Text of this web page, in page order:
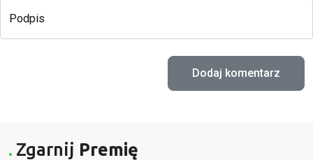
Podpis
Zgarnij Premię